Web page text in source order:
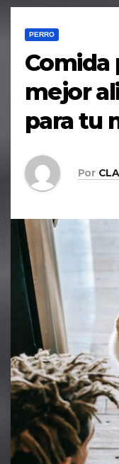
PERRO
Comida
mejor
para tu
Por